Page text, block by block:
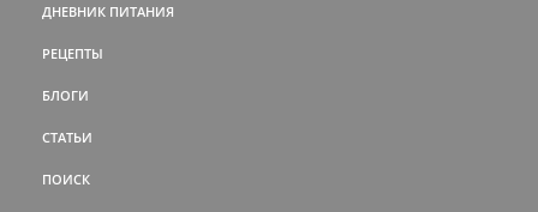
ДНЕВНИК ПИТАНИЯ
РЕЦЕПТЫ
БЛОГИ
СТАТЬИ
ПОИСК